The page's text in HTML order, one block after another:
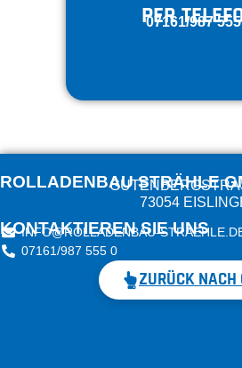
PER
07161/987
ROLLADENBAU STRÄHLE
73054
KONTAKTIEREN SIE UNS
INFO@ROLLADENBAU-
07161/987 555 0
ZURÜCK NACH